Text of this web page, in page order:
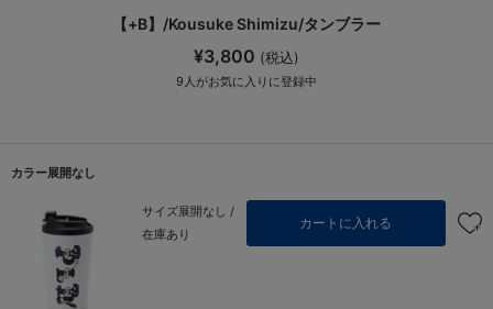
【+B】/Kousuke Shimizu/タンブラー
¥3,800 (税込)
9 人がお気に入りに登録中
カラー展開なし
サイズ展開なし /
在庫あり
カートに入れる